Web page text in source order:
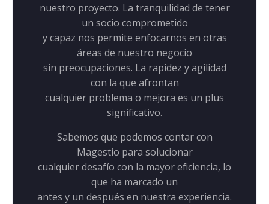
nuestro proyecto. La tranquilidad de tener
un socio comprometido
y capaz nos permite enfocarnos en otras
áreas de nuestro negocio
sin preocupaciones. La rapidez y agilidad
con la que afrontan
cualquier problema o mejora es un plus
significativo.
Sabemos que podemos contar con
Magestio para solucionar
cualquier desafío con la mayor eficiencia, lo
que ha marcado un
antes y un después en nuestra experiencia.